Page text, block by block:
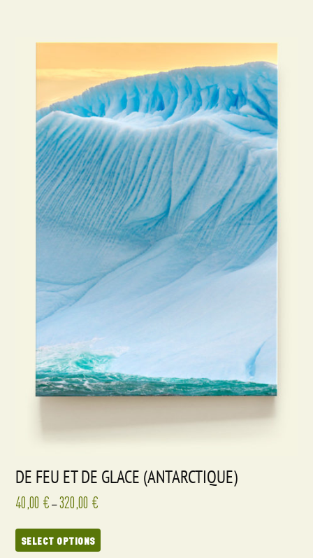
DE FEU ET DE GLACE (ANTARCTIQUE)
40,00 € –320,00 €
SELECT OPTIONS